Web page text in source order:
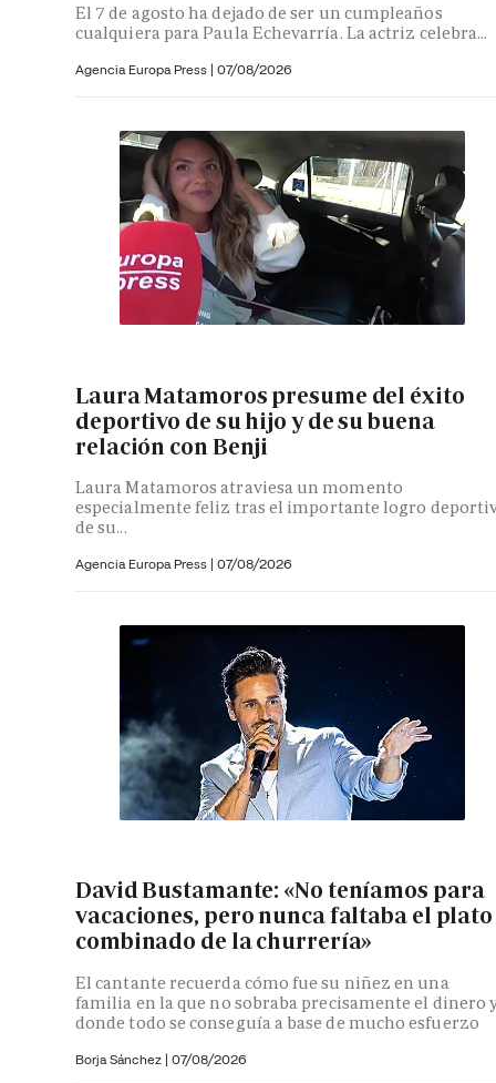
El 7 de agosto ha dejado de ser un cumpleaños
cualquiera para Paula Echevarría. La actriz celebra...
Agencia Europa Press | 07/08/2026
Laura Matamoros presume del éxito
deportivo de su hijo y de su buena
relación con Benji
Laura Matamoros atraviesa un momento
especialmente feliz tras el importante logro
de su...
Agencia Europa Press | 07/08/2026
David Bustamante: «No teníamos para
vacaciones, pero nunca faltaba el plato
combinado de la churrería»
El cantante recuerda cómo fue su niñez en una
familia en la que no sobraba precisamente el dinero
donde todo se conseguía a base de mucho esfuerzo
Borja Sánchez | 07/08/2026